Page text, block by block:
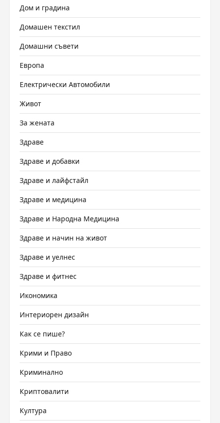
Дом и градина
Домашен текстил
Домашни съвети
Европа
Електрически Автомобили
Живот
За жената
Здраве
Здраве и добавки
Здраве и лайфстайл
Здраве и медицина
Здраве и Народна Медицина
Здраве и начин на живот
Здраве и уелнес
Здраве и фитнес
Икономика
Интериорен дизайн
Как се пише?
Крими и Право
Криминално
Криптовалити
Култура